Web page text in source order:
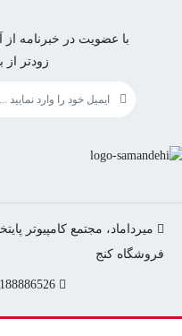
با عضویت در خبرنامه از
زودتر از